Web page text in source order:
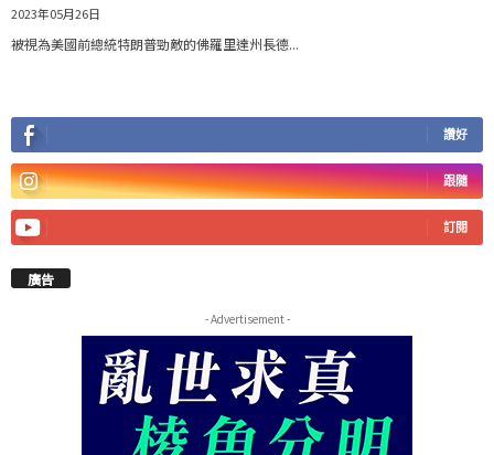
2023年05月26日
被視為美國前總統特朗普勁敵的佛羅里達州長德...
讚好
跟隨
訂閱
廣告
- Advertisement -